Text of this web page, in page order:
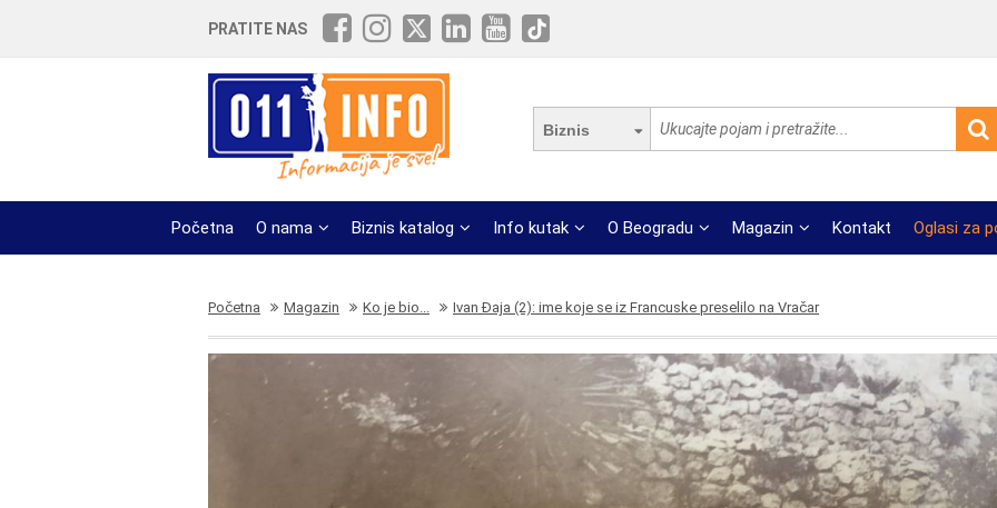
PRATITE NAS
Biznis
Početna O nama Biznis katalog Info kutak O Beogradu Magazin Kontakt Oglasi za
Početna Magazin Ko je bio... Ivan Đaja (2): ime koje se iz Francuske preselilo na Vračar